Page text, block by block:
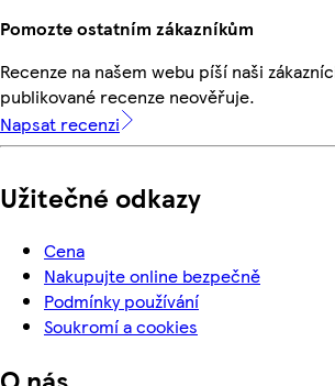
Pomozte ostatním zákazníkům
Recenze na našem webu píší naši
publikované recenze neověřuje.
Napsat recenzi
Užitečné odkazy
Cena
Nakupujte online bezpečně
Podmínky používání
Soukromí a cookies